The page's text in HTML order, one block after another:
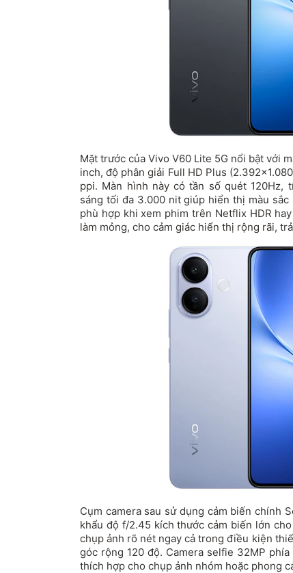
Mặt trước của Vivo V60 Lite 5G nổi bật với
inch, độ phân giải Full HD Plus
ppi. Màn hình này có tần số quét 120Hz,
sáng tối đa 3.000 nit giúp hiển thị màu
phù hợp khi xem phim trên Netflix HDR
làm mỏng, cho cảm giác hiển thị rộng rãi,
Cụm camera sau sử dụng cảm biến chính
khẩu độ f/2.45 kích thước cảm biến lớn
chụp ảnh rõ nét ngay cả trong điều kiện
góc rộng 120 độ. Camera selfie 32MP
thích hợp cho chụp ảnh nhóm hoặc phong